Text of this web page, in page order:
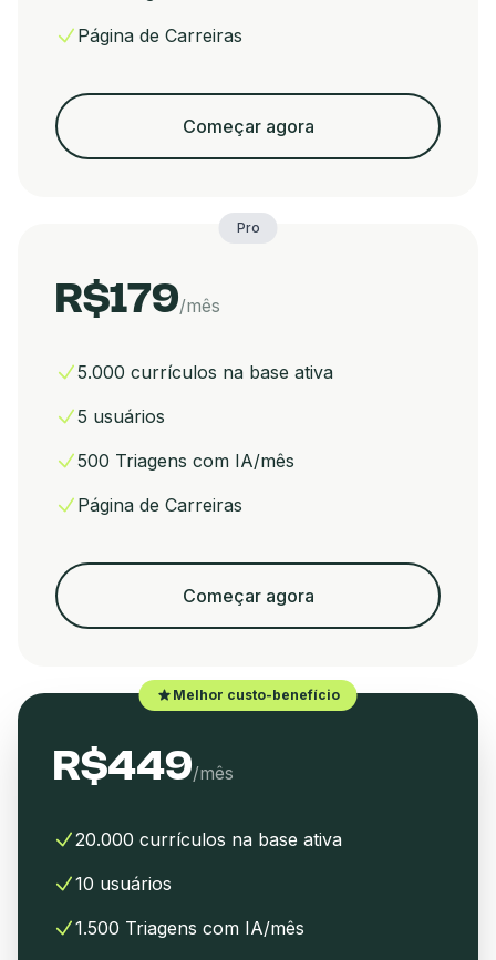
Página de Carreiras
Começar agora
Pro
R$179/mês
5.000 currículos na base ativa
5 usuários
500 Triagens com IA/mês
Página de Carreiras
Começar agora
Melhor custo-benefício
R$449/mês
20.000 currículos na base ativa
10 usuários
1.500 Triagens com IA/mês